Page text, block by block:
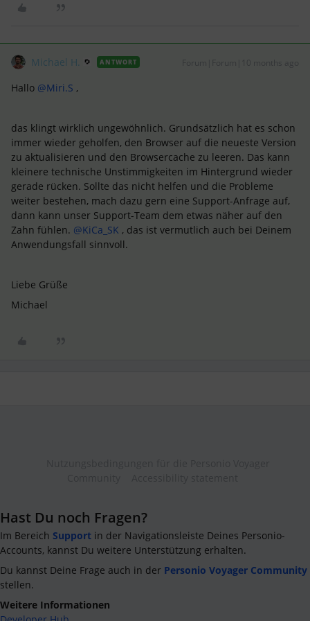
Michael H. ANTWORT
Hallo ​ @Miri.S ,
das klingt wirklich ungewöhnlich. Grundsätzlich hat es schon
immer wieder geholfen, den Browser auf die neueste Version
zu aktualisieren und den Browsercache zu leeren. Das kann
kleinere technische Unstimmigkeiten im Hintergrund wieder
gerade rücken. Sollte das nicht helfen und die Probleme
weiter bestehen, mach dazu gern eine Support-Anfrage auf,
dann kann unser Support-Team dem etwas näher auf den
Zahn fühlen. ​ @KiCa_SK , das ist vermutlich auch bei Deinem
Anwendungsfall sinnvoll.
Liebe Grüße
Michael
Hast Du noch Fragen?
Im Bereich Support in der Navigationsleiste Deines Personio-
Accounts, kannst Du weitere Unterstützung erhalten.
Du kannst Deine Frage auch in der Personio Voyager Community
stellen.
Weitere Informationen